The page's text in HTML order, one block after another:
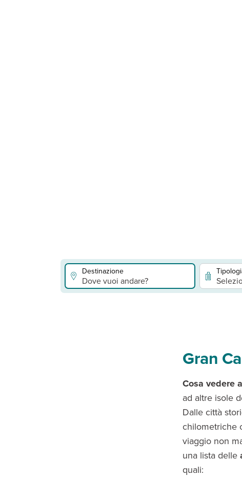
Destinazione
Dove vuoi andare?
Gran
Cosa vedere
ad altre isole
Dalle città
chilometriche
viaggio non
una lista delle
quali: